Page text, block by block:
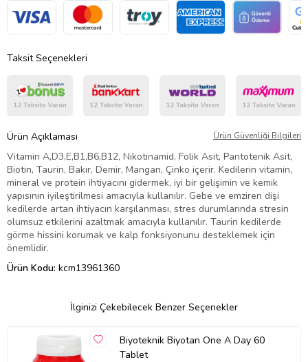
Taksit Seçenekleri
Ürün Açıklaması Ürün Güvenliği Bilgileri
Vitamin A,D3,E,B1,B6,B12, Nikotinamid, Folik Asit, Pantotenik Asit,
Biotin, Taurin, Bakır, Demir, Mangan, Çinko içerir. Kedilerin vitamin,
mineral ve protein ihtiyacını gidermek, iyi bir gelişimin ve kemik
yapısının iyileştirilmesi amacıyla kullanılır. Gebe ve emziren dişi
kedilerde artan ihtiyacın karşılanması, stres durumlarında stresin
olumsuz etkilerini azaltmak amacıyla kullanılır. Taurin kedilerde
görme hissini korumak ve kalp fonksiyonunu desteklemek için
önemlidir.
Ürün Kodu: kcm13961360
İlginizi Çekebilecek Benzer Seçenekler
Biyoteknik Biyotan One A Day 60
Tablet